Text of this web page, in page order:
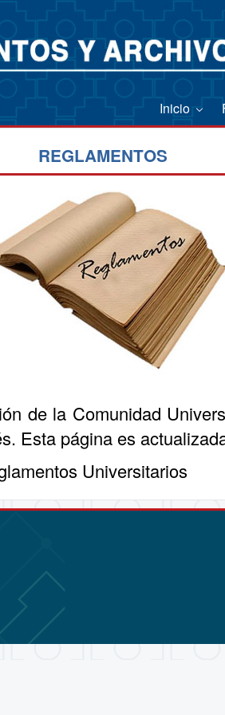
Inicio
REGLAMENTOS
de la Comunidad
Esta página es
Universitarios